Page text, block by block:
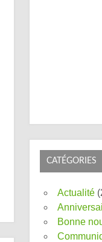
CATÉGORIES
Actualité
Bonne